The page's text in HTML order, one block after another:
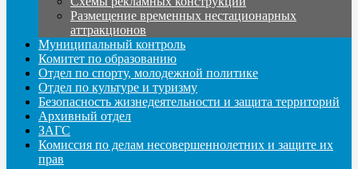
Размещение временных нестационарных
аттракционов
Муниципальный контроль
Комитет по образованию
Отдел по спорту, молодежной политике
Отдел по культуре и туризму
Безопасность жизнедеятельности и защита территорий
Архивный отдел
ЗАГС
Комиссия по делам несовершеннолетних и защите их
прав